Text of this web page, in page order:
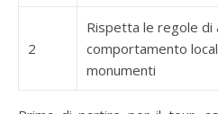
2
Rispetta le regole di
comportamento
monumenti